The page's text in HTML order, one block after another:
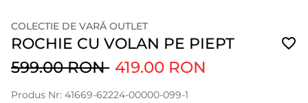
COLECTIE DE VARĂ OUTLET
ROCHIE CU VOLAN PE PIEPT
599.00 RON 419.00 RON
Produs Nr: 41669-62224-00000-099-1